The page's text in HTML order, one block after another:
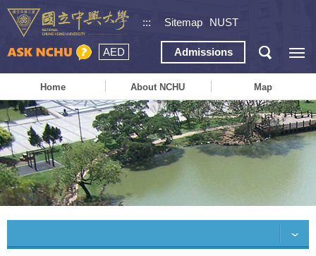
::: Sitemap NUST
AED Admissions
Home About NCHU Map